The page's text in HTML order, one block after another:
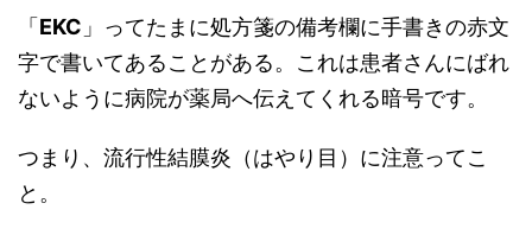
「EKC 」ってたまに処方箋の備考欄に手書きの赤文
字で書いてあることがある。これは患者さんにばれ
ないように病院が薬局へ伝えてくれる暗号です。
つまり、流行性結膜炎（はやり目）に注意ってこ
と。